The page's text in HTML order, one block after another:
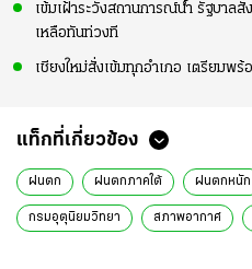
เข้มเฝ้าระวังสถานการณ์น้ำ รัฐบา
เหลือทันท่วงที
เชียงใหม่สั่งเข้มทุกอำเภอ เตรียม
แท็กที่เกี่ยวข้อง
ฝนตก ฝนตกภาคใต้ ฝนตกหนัก
กรมอุตุนิยมวิทยา สภาพอากาศ